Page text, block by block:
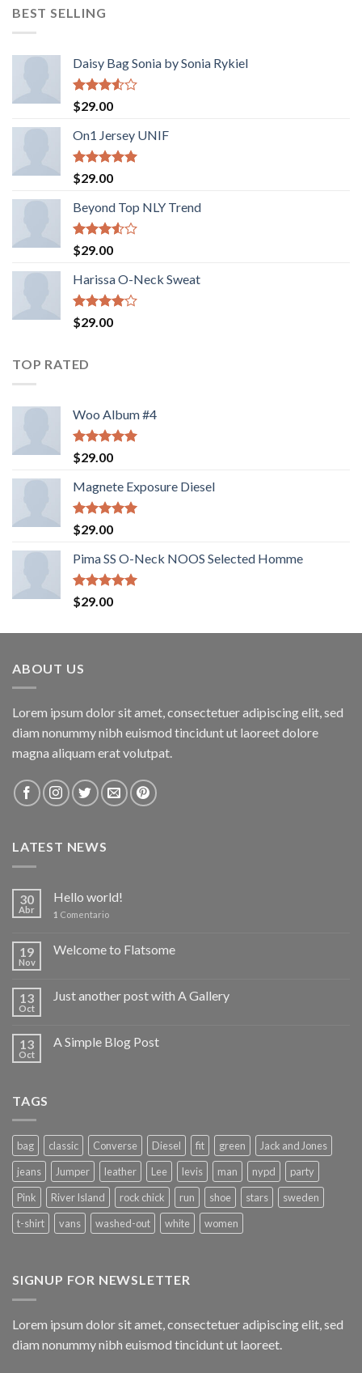
5
BEST SELLING
Daisy Bag Sonia by Sonia Rykiel
Valorado
con
3.50 de
5
$29.00
On1 Jersey UNIF
Valorado
con
de 5
$29.00
Beyond Top NLY Trend
Valorado
con
3.50 de
5
$29.00
Harissa O-Neck Sweat
Valorado
con
$29.00
TOP RATED
Woo Album #4
Valorado
con
de 5
$29.00
Magnete Exposure Diesel
Valorado
con
de 5
$29.00
Pima SS O-Neck NOOS Selected Homme
Valorado
con
$29.00
ABOUT US
Lorem ipsum dolor sit amet, consectetuer adipiscing elit, sed
diam nonummy nibh euismod tincidunt ut laoreet dolore
magna aliquam erat volutpat.
LATEST NEWS
30
Abr
Hello world!
1 Comentario
19
Nov
Welcome to Flatsome
13
Oct
Just another post with A Gallery
13
Oct
A Simple Blog Post
TAGS
bag classic Converse Diesel fit green
Jack and Jones
jeans
Jumper leather Lee levis man nypd
party
Pink
River Island rock chick run shoe stars
sweden
t-shirt
vans washed-out white women
SIGNUP FOR NEWSLETTER
Lorem ipsum dolor sit amet, consectetuer adipiscing elit, sed
diam nonummy nibh euismod tincidunt ut laoreet.